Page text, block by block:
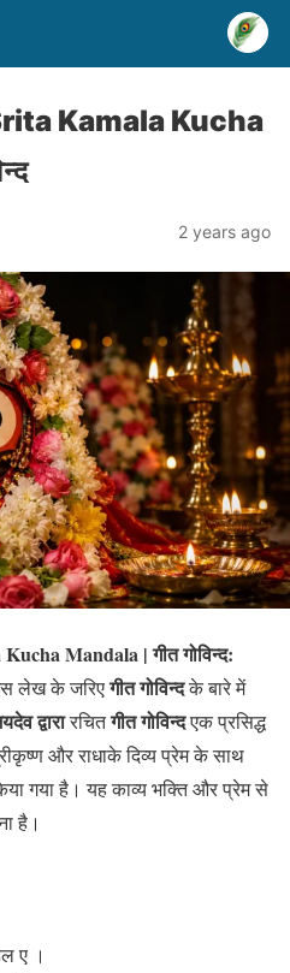
Kamala Kucha
2 years ago
Mandala | गीत गोविन्द:
लेख के जरिएगीत गोविन्दके बारे में
द्वारारचितगीत गोविन्दएक प्रसिद्ध
और राधाके दिव्य प्रेम के साथ
गया है। यह काव्य भक्ति और प्रेम से
है।
ए ।